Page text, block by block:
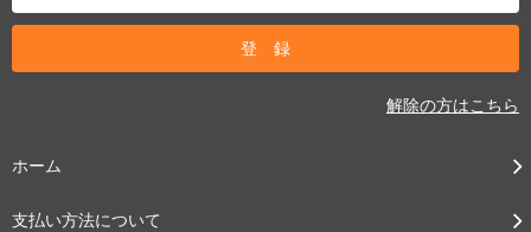
解除の方はこちら
ホーム
支払い方法について